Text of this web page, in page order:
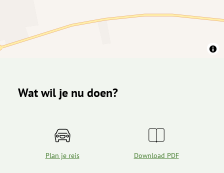
Wat wil je nu doen?
Plan je reis Download PDF